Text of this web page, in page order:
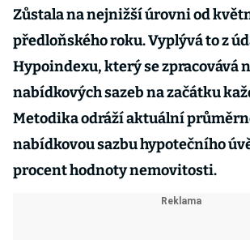
Zůstala na nejnižší úrovni od
předloňského roku. Vyplývá to z
Hypoindexu, který se zpracovává
nabídkových sazeb na začátku
Metodika odráží aktuální
nabídkovou sazbu hypotečního
procent hodnoty nemovitosti.